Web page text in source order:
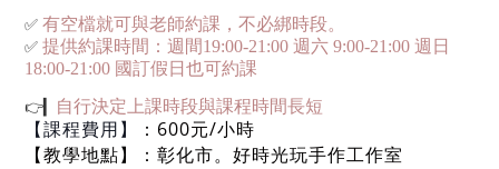
✅ 有空檔就可與老師約課，不必綁時段。
✅ 提供約課時間：週間19:00-21:00 週六 9:00-21:00 週日
18:00-21:00 國訂假日也可約課
👉▎
自行決定上課時段與課程時間長短
【課程費用】
：600元/小時
【教學地點】 ：彰化市。好時光玩手作工作室